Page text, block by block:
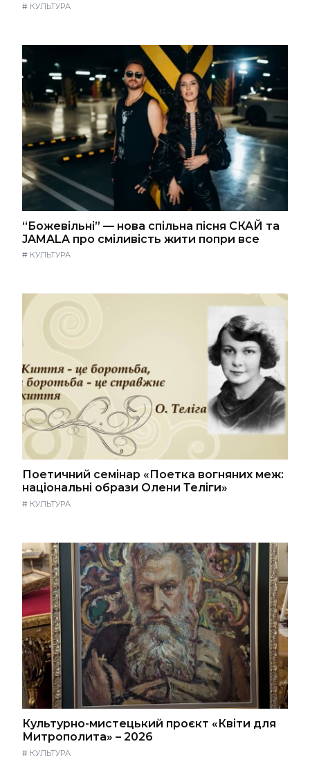
# КУЛЬТУРА
“Божевільні” — нова спільна пісня СКАЙ та
JAMALA про сміливість жити попри все
# КУЛЬТУРА
Поетичний семінар «Поетка вогняних меж:
національні образи Олени Теліги»
# КУЛЬТУРА
Культурно-мистецький проєкт «Квіти для
Митрополита» – 2026
# КУЛЬТУРА